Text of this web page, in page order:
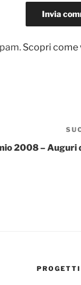
Scopri come
2008 – Auguri
PROGETTI